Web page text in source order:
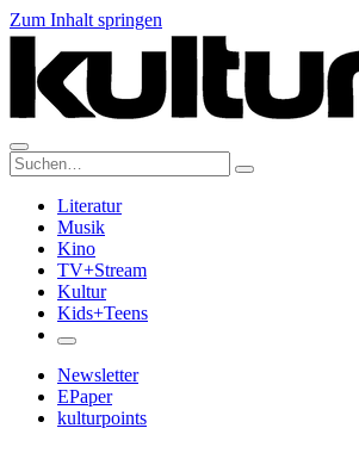
Zum Inhalt springen
Suche:
Literatur
Musik
Kino
TV+Stream
Kultur
Kids+Teens
Newsletter
EPaper
kulturpoints